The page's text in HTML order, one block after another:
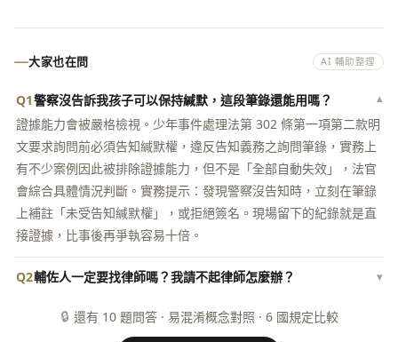
大家也在問 AI 輔助整理
Q1警察沒告訴我孩子可以保持緘默，這段筆錄還能用嗎？ ▾
證據能力會被嚴格檢視。少年事件處理法第 302 條第一項第二款明
文要求詢問前必須告知緘默權，違反告知義務之詢問筆錄，實務上
有不少案例因此被排除證據能力，但不是「全部自動失效」，法官
會綜合具體情況判斷。實務提示：發現警察沒告知時，立刻在筆錄
上補註「未受告知緘默權」，或拒絕簽名。現場留下的紀錄就是直
接證據，比事後再爭執容易十倍。
Q2輔佐人一定要找律師嗎？我請不起律師怎麼辦？ ▾
🔒 還有 10 題問答 · 易混淆概念對照 · 6 國規定比較